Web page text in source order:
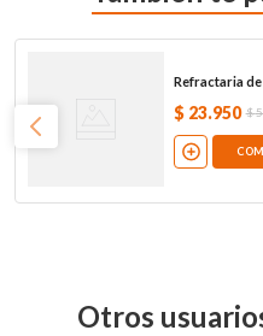
Refractaria de
$ 23.950 $
Otros